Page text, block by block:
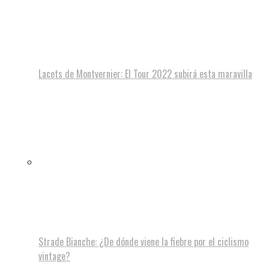
Lacets de Montvernier: El Tour 2022 subirá esta maravilla
Strade Bianche: ¿De dónde viene la fiebre por el ciclismo
vintage?